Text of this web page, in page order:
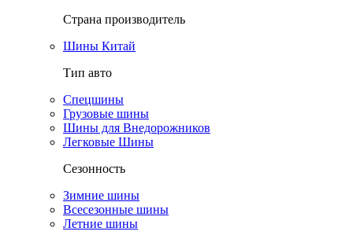
Страна производитель
Шины Китай
Тип авто
Спецшины
Грузовые шины
Шины для Внедорожников
Легковые Шины
Сезонность
Зимние шины
Всесезонные шины
Летние шины